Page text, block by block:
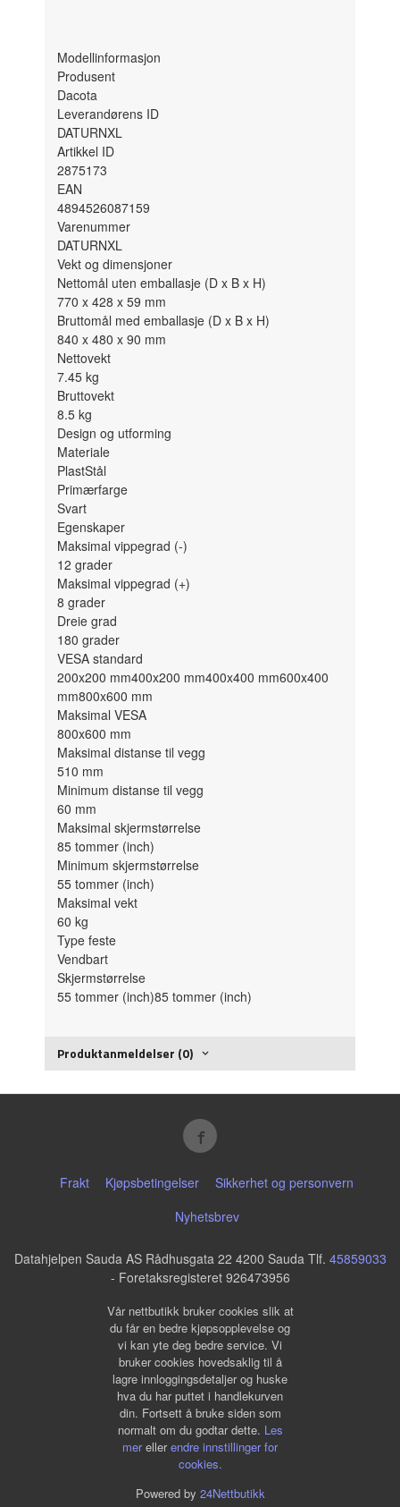
Modellinformasjon
Produsent
Dacota
Leverandørens ID
DATURNXL
Artikkel ID
2875173
EAN
4894526087159
Varenummer
DATURNXL
Vekt og dimensjoner
Nettomål uten emballasje (D x B x H)
770 x 428 x 59 mm
Bruttomål med emballasje (D x B x H)
840 x 480 x 90 mm
Nettovekt
7.45kg
Bruttovekt
8.5kg
Design og utforming
Materiale
PlastStål
Primærfarge
Svart
Egenskaper
Maksimal vippegrad (-)
12grader
Maksimal vippegrad (+)
8grader
Dreie grad
180grader
VESA standard
200x200 mm400x200 mm400x400 mm600x400
mm800x600 mm
Maksimal VESA
800x600 mm
Maksimal distanse til vegg
510 mm
Minimum distanse til vegg
60 mm
Maksimal skjermstørrelse
85tommer (inch)
Minimum skjermstørrelse
55tommer (inch)
Maksimal vekt
60kg
Type feste
Vendbart
Skjermstørrelse
55tommer (inch)85tommer (inch)
Produktanmeldelser (0)
Frakt Kjøpsbetingelser
Sikkerhet og personvern
Nyhetsbrev
Datahjelpen Sauda AS Rådhusgata 22 4200 Sauda Tlf. 45859033
- Foretaksregisteret 926473956
Vår nettbutikk bruker cookies slik at
du får en bedre kjøpsopplevelse og
vi kan yte deg bedre service. Vi
bruker cookies hovedsaklig til å
lagre innloggingsdetaljer og huske
hva du har puttet i handlekurven
din. Fortsett å bruke siden som
normalt om du godtar dette. Les
merellerendre innstillinger for
cookies.
Powered by 24Nettbutikk